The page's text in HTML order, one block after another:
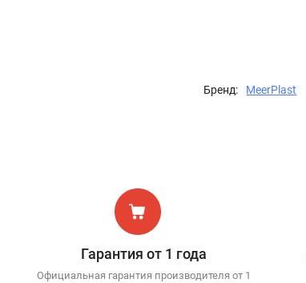
Бренд: MeerPlast
Гарантия от 1 года
Официальная гарантия производителя от 1